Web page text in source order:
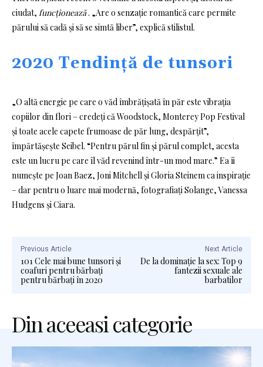
ciudat, funcționează. „Are o senzație romantică care permite
părului să cadă și să se simtă liber”, explică stilistul.
2020 Tendință de tunsori
„O altă energie pe care o văd îmbrățișată în păr este vibrația
copiilor din flori – credeți că Woodstock, Monterey Pop Festival
și toate acele capete frumoase de păr lung, despărțit”,
împărtășește Seibel. “Pentru părul fin și părul complet, acesta
este un lucru pe care îl văd revenind într-un mod mare.” Ea îi
numește pe Joan Baez, Joni Mitchell și Gloria Steinem ca inspirație
– dar pentru o luare mai modernă, fotografiați Solange, Vanessa
Hudgens și Ciara.
Previous Article
101 Cele mai bune tunsori și
coafuri pentru bărbați
pentru bărbați în 2020
Next Article
De la dominație la sex: Top 9
fantezii sexuale ale
barbatilor
Din aceeasi categorie